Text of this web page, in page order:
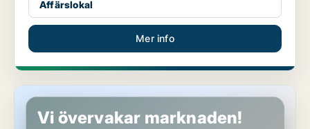
Affärslokal
Mer info
Restaurang i Majorna-Linné
Vi övervakar marknaden!